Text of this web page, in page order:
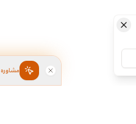
مشاوره